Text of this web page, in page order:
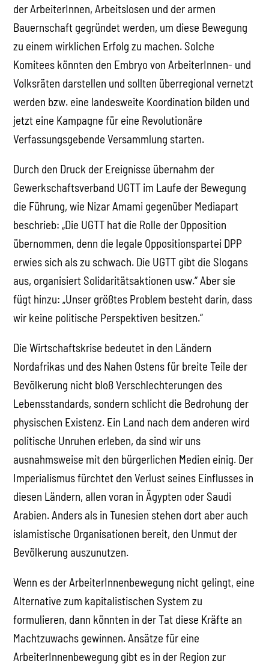
der ArbeiterInnen, Arbeitslosen und der armen
Bauernschaft gegründet werden, um diese Bewegung
zu einem wirklichen Erfolg zu machen. Solche
Komitees könnten den Embryo von ArbeiterInnen- und
Volksräten darstellen und sollten überregional vernetzt
werden bzw. eine landesweite Koordination bilden und
jetzt eine Kampagne für eine Revolutionäre
Verfassungsgebende Versammlung starten.
Durch den Druck der Ereignisse übernahm der
Gewerkschaftsverband UGTT im Laufe der Bewegung
die Führung, wie Nizar Amami gegenüber Mediapart
beschrieb: „Die UGTT hat die Rolle der Opposition
übernommen, denn die legale Oppositionspartei DPP
erwies sich als zu schwach. Die UGTT gibt die Slogans
aus, organisiert Solidaritätsaktionen usw.“ Aber sie
fügt hinzu: „Unser größtes Problem besteht darin, dass
wir keine politische Perspektiven besitzen.“
Die Wirtschaftskrise bedeutet in den Ländern
Nordafrikas und des Nahen Ostens für breite Teile der
Bevölkerung nicht bloß Verschlechterungen des
Lebensstandards, sondern schlicht die Bedrohung der
physischen Existenz. Ein Land nach dem anderen wird
politische Unruhen erleben, da sind wir uns
ausnahmsweise mit den bürgerlichen Medien einig. Der
Imperialismus fürchtet den Verlust seines Einflusses in
diesen Ländern, allen voran in Ägypten oder Saudi
Arabien. Anders als in Tunesien stehen dort aber auch
islamistische Organisationen bereit, den Unmut der
Bevölkerung auszunutzen.
Wenn es der ArbeiterInnenbewegung nicht gelingt, eine
Alternative zum kapitalistischen System zu
formulieren, dann könnten in der Tat diese Kräfte an
Machtzuwachs gewinnen. Ansätze für eine
ArbeiterInnenbewegung gibt es in der Region zur